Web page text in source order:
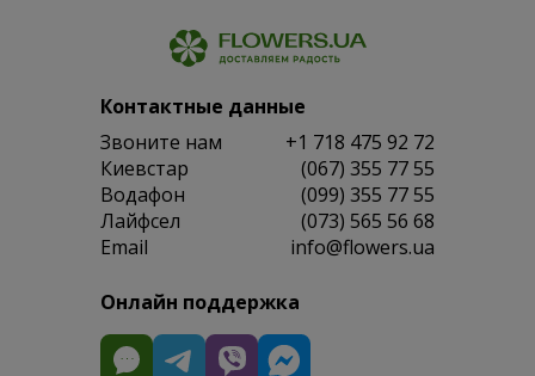
Контактные данные
Звоните нам
+1 718 475 92 72
Киевстар
(067) 355 77 55
Водафон
(099) 355 77 55
Лайфсел
(073) 565 56 68
Email
info@flowers.ua
Онлайн поддержка